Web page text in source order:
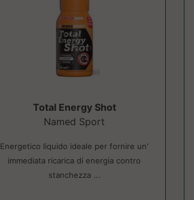
Total Energy Shot
Named Sport
Energetico liquido ideale per fornire un'
immediata ricarica di energia contro
stanchezza ...